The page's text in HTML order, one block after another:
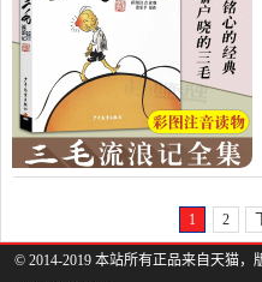
1 2
© 2014-2019 本站所有正品来自天猫